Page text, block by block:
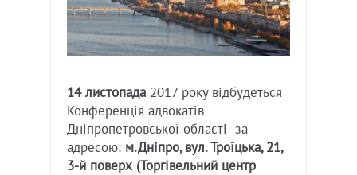
14 листопада 2017 року відбудеться
Конференція адвокатів
Дніпропетровської області за
адресою: м.Дніпро, вул. Троїцька, 21,
3-й поверх (Торгівельний центр